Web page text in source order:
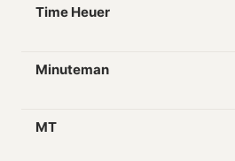
Time Heuer
Minuteman
MT